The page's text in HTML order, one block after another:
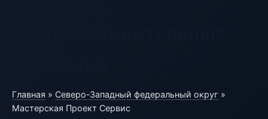
Главная » Северо-Западный федеральный округ »
Мастерская Проект Сервис